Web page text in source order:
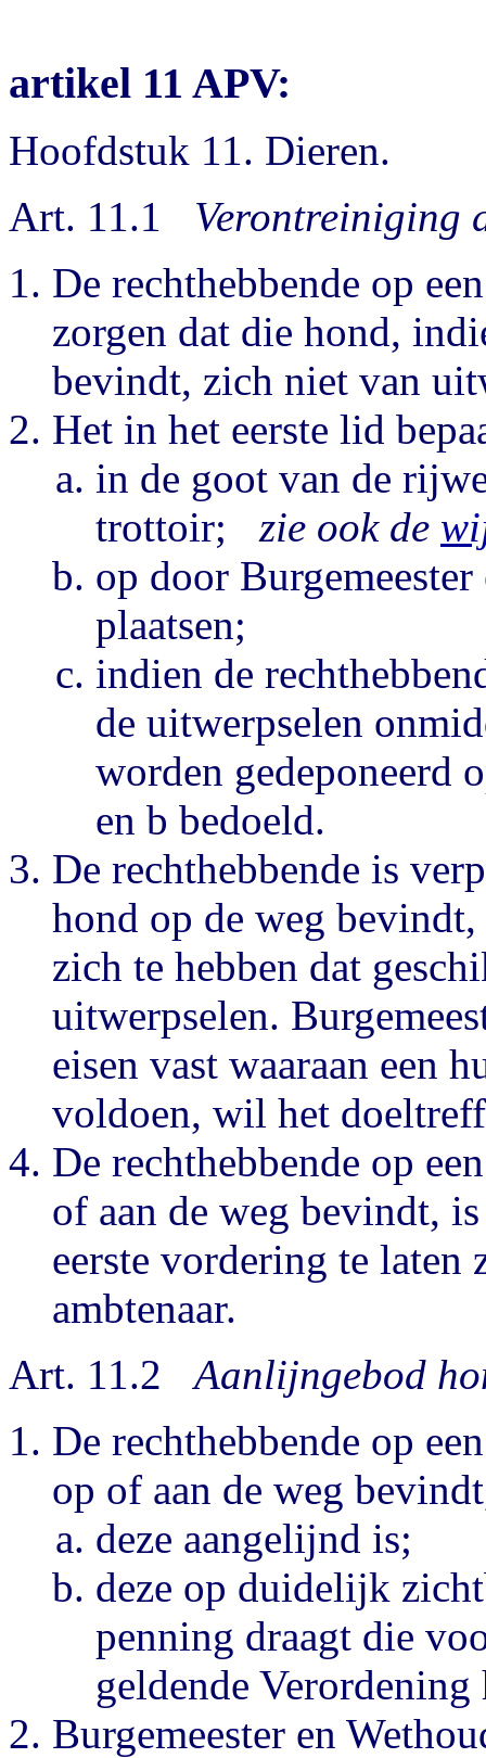
artikel 11 APV:
Hoofdstuk 11. Dieren.
Art. 11.1 Verontreiniging
De rechthebbende op
zorgen dat die hond,
bevindt, zich niet van
Het in het eerste lid
in de goot van de
trottoir; zie ook de
op door Burgemeester
plaatsen;
indien de
de uitwerpselen
worden gedeponeerd
en b bedoeld.
De rechthebbende is
hond op de weg
zich te hebben dat
uitwerpselen.
eisen vast waaraan een
voldoen, wil het
De rechthebbende op
of aan de weg bevindt,
eerste vordering te laten
ambtenaar.
Art. 11.2Aanlijngebod
De rechthebbende op
op of aan de weg
deze aangelijnd is;
deze op duidelijk
penning draagt die
geldende
Burgemeester en